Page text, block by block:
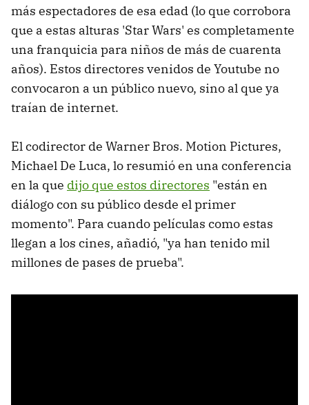
más espectadores de esa edad (lo que corrobora
que a estas alturas 'Star Wars' es completamente
una franquicia para niños de más de cuarenta
años). Estos directores venidos de Youtube no
convocaron a un público nuevo, sino al que ya
traían de internet.
El codirector de Warner Bros. Motion Pictures,
Michael De Luca, lo resumió en una conferencia
en la que dijo que estos directores "están en
diálogo con su público desde el primer
momento". Para cuando películas como estas
llegan a los cines, añadió, "ya han tenido mil
millones de pases de prueba".